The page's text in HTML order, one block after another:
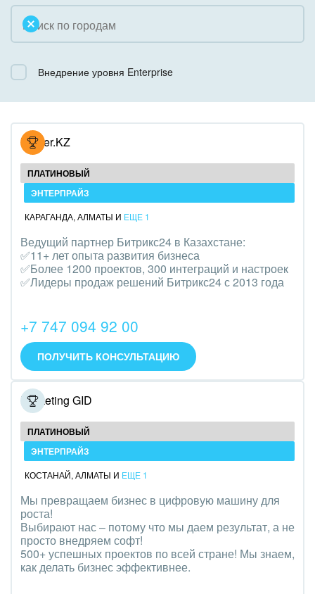
Интернет-магазин и CRM
Крупные корпоративные внедрения
Внедрение для медицины
Внедрение для гос.организаций
Внедрение онлайн-продаж
Внедрение онлайн-офиса / Интранета
Недвижимость, риэлтерские компании
Образование, наука
Общественно-политические организации
Охрана, безопасность
Промышленность
СМИ, издательства, справочники
Страхование
Строительство, ремонт и благоустройство
Транспорт, Авиация, автобизнес
Трудоустройство
Красота, фитнес, спорт
PR, маркетинг, реклама,
АПК и пищевая промышленность
Выставки, семинары, конференции
Горнодобывающая отрасль
Досуг, туризм и отдых
Изготовление памятников и мемориальных
комплексов
Инвестиционный бизнес
Внедрение уровня Enterprise
Hoster.KZ
ПЛАТИНОВЫЙ
ЭНТЕРПРАЙЗ
КАРАГАНДА, АЛМАТЫ И ЕЩЕ 1
Ведущий партнер Битрикс24 в Казахстане:
✅11+ лет опыта развития бизнеса
✅Более 1200 проектов, 300 интеграций и настроек
✅Лидеры продаж решений Битрикс24 с 2013 года
+7 747 094 92 00
ПОЛУЧИТЬ КОНСУЛЬТАЦИЮ
Marketing GID
ПЛАТИНОВЫЙ
ЭНТЕРПРАЙЗ
КОСТАНАЙ, АЛМАТЫ И ЕЩЕ 1
Мы превращаем бизнес в цифровую машину для
роста!
Выбирают нас – потому что мы даем результат, а не
просто внедряем софт!
500+ успешных проектов по всей стране! Мы знаем,
как делать бизнес эффективнее.